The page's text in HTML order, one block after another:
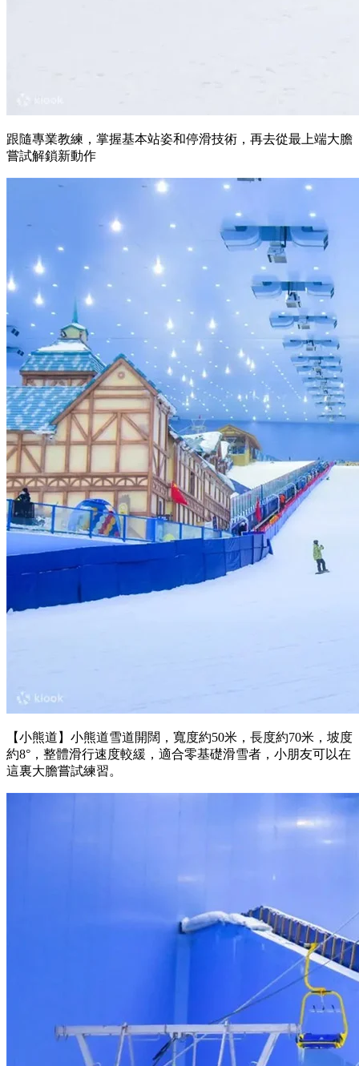
跟隨專業教練，掌握基本站姿和停滑技術，再去從最上端大膽
嘗試解鎖新動作
【小熊道】小熊道雪道開闊，寬度約50米，長度約70米，坡度
約8°，整體滑行速度較緩，適合零基礎滑雪者，小朋友可以在
這裏大膽嘗試練習。